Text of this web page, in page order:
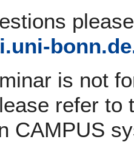
is not
refer to
CAMPUS